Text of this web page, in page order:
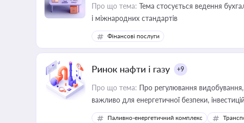
Про що тема: Тема стосується ведення
і міжнародних стандартів
Фінансові послуги
Ринок нафти і газу +9
Про що тема: Про регулювання
важливо для енергетичної безпеки,
Паливно-енергетичний комплекс